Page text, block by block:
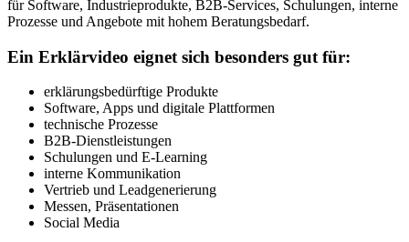
für Software, Industrieprodukte, B2B-Services, Schulungen, interne
Prozesse und Angebote mit hohem Beratungsbedarf.
Ein Erklärvideo eignet sich besonders gut für:
erklärungsbedürftige Produkte
Software, Apps und digitale Plattformen
technische Prozesse
B2B-Dienstleistungen
Schulungen und E-Learning
interne Kommunikation
Vertrieb und Leadgenerierung
Messen, Präsentationen
Social Media